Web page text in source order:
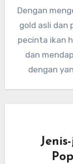
karena itu,
gold dari
Dengan
gold asli dan
pecinta ikan
dan
dengan
untuk